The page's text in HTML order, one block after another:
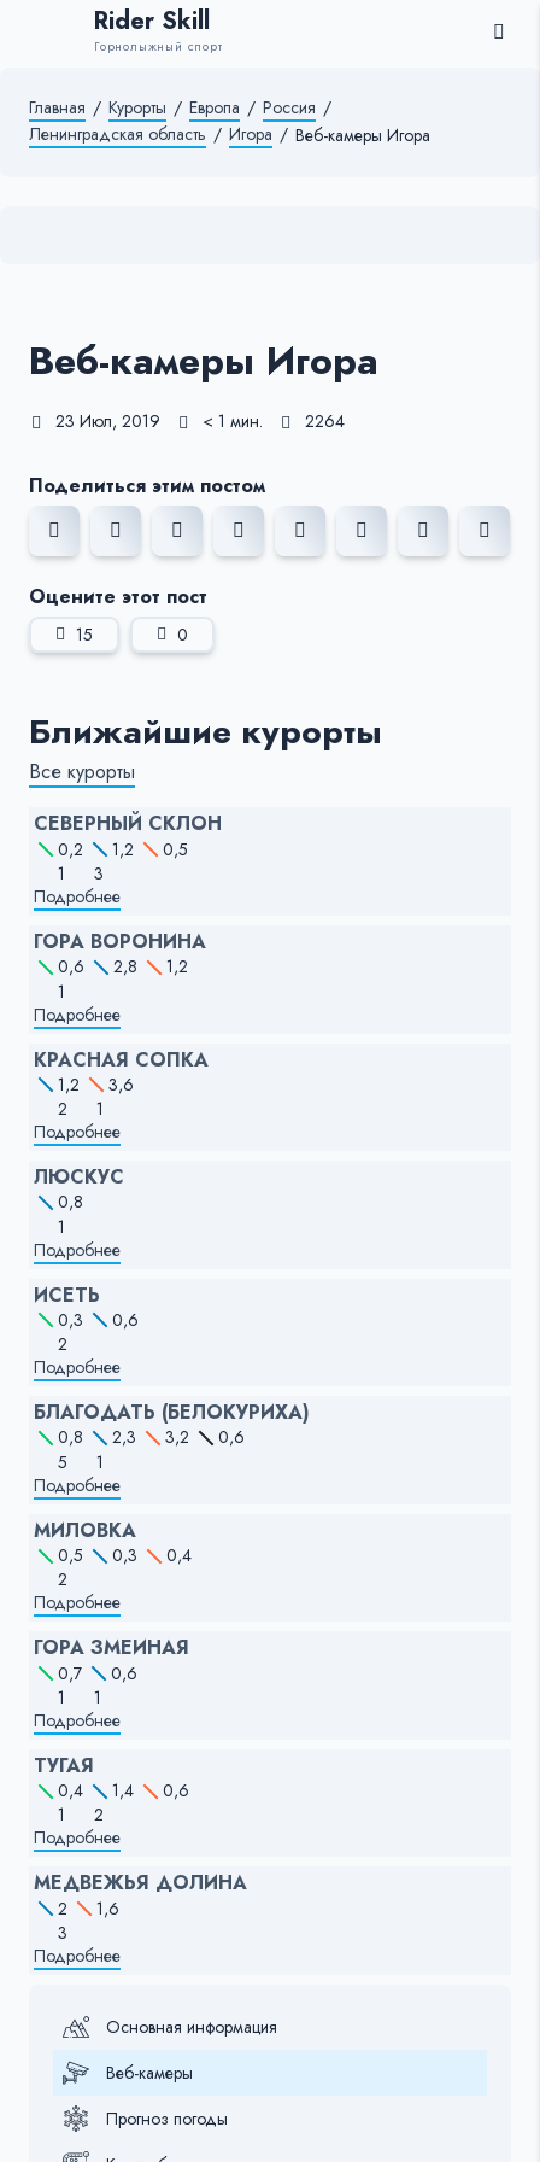
Rider Skill
Горнолыжный спорт
Главная / Курорты / Европа / Россия /
Ленинградская область / Игора / Веб-камеры Игора
Веб-камеры Игора
23 Июл, 2019 < 1 мин. 2264
Поделиться этим постом
Оцените этот пост
15 0
Ближайшие курорты
Все курорты
СЕВЕРНЫЙ СКЛОН
0,2 1,2
0,5
1
3
Подробнее
ГОРА ВОРОНИНА
0,6 2,8
1,2
1
Подробнее
КРАСНАЯ СОПКА
1,2
3,6
2
1
Подробнее
ЛЮСКУС
0,8
1
Подробнее
ИСЕТЬ
0,3
0,6
2
Подробнее
БЛАГОДАТЬ (БЕЛОКУРИХА)
0,8 2,3 3,2
0,6
5
1
Подробнее
МИЛОВКА
0,5 0,3
0,4
2
Подробнее
ГОРА ЗМЕИНАЯ
0,7
0,6
1
1
Подробнее
ТУГАЯ
0,4 1,4
0,6
1
2
Подробнее
МЕДВЕЖЬЯ ДОЛИНА
2
1,6
3
Подробнее
Основная информация
Веб-камеры
Прогноз погоды